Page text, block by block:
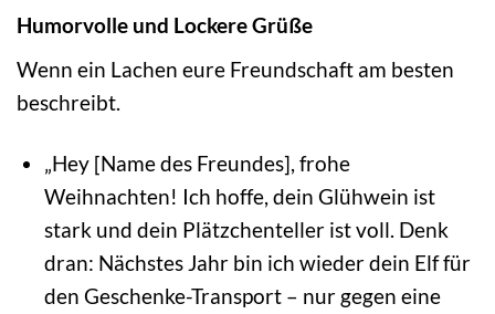
Humorvolle und Lockere Grüße
Wenn ein Lachen eure Freundschaft am besten
beschreibt.
„Hey [Name des Freundes], frohe
Weihnachten! Ich hoffe, dein Glühwein ist
stark und dein Plätzchenteller ist voll. Denk
dran: Nächstes Jahr bin ich wieder dein Elf für
den Geschenke-Transport – nur gegen eine